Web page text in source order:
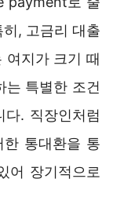
, 고금리 대출
여지가 크기 때
는 특별한 조건
. 직장인처럼
통대환을 통
어 장기적으로